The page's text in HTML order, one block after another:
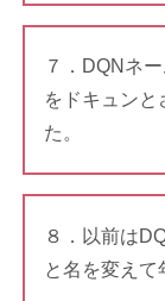
７．DQNネ
をドキュンと
た。
８．以前は
と名を変えて